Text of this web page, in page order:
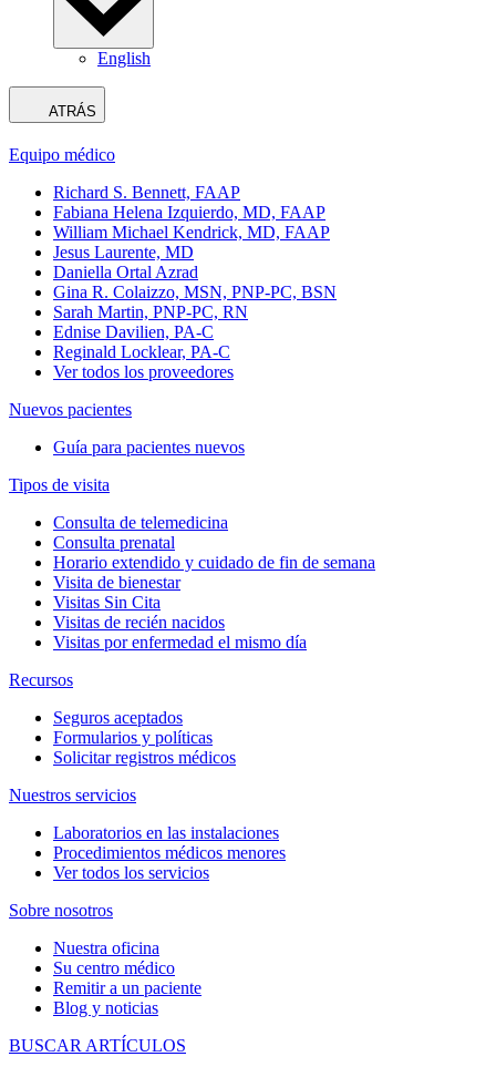
English
ATRÁS
Equipo médico
Richard S. Bennett, FAAP
Fabiana Helena Izquierdo, MD, FAAP
William Michael Kendrick, MD, FAAP
Jesus Laurente, MD
Daniella Ortal Azrad
Gina R. Colaizzo, MSN, PNP-PC, BSN
Sarah Martin, PNP-PC, RN
Ednise Davilien, PA-C
Reginald Locklear, PA-C
Ver todos los proveedores
Nuevos pacientes
Guía para pacientes nuevos
Tipos de visita
Consulta de telemedicina
Consulta prenatal
Horario extendido y cuidado de fin de semana
Visita de bienestar
Visitas Sin Cita
Visitas de recién nacidos
Visitas por enfermedad el mismo día
Recursos
Seguros aceptados
Formularios y políticas
Solicitar registros médicos
Nuestros servicios
Laboratorios en las instalaciones
Procedimientos médicos menores
Ver todos los servicios
Sobre nosotros
Nuestra oficina
Su centro médico
Remitir a un paciente
Blog y noticias
BUSCAR ARTÍCULOS